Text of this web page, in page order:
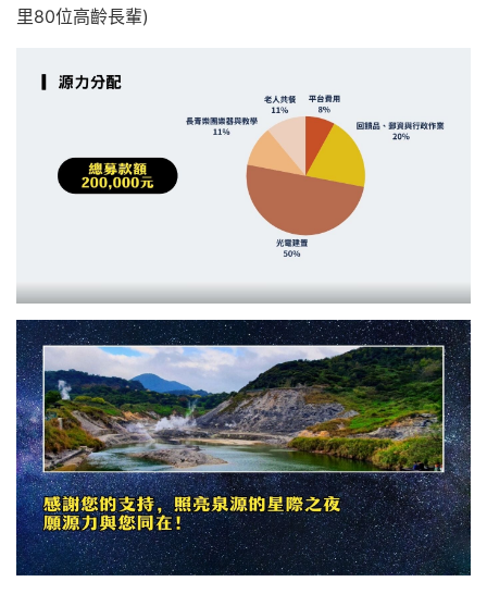
里80位高齡長輩)